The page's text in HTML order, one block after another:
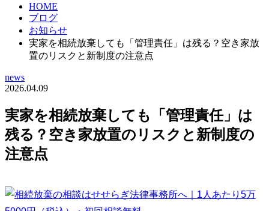
HOME
ブログ
お知らせ
実家を相続放棄しても「管理責任」は残る？空き家放
置のリスクと新制度の注意点
news
2026.04.09
実家を相続放棄しても「管理責任」は
残る？空き家放置のリスクと新制度の
注意点